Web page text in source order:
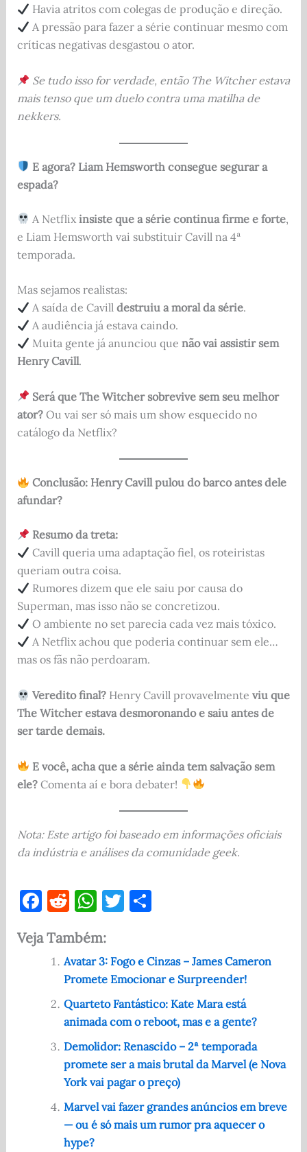
Havia atritos com colegas de produção e direção.
A pressão para fazer a série continuar mesmo com
críticas negativas desgastou o ator.
Se tudo isso for verdade, então The Witcher estava
mais tenso que um duelo contra uma matilha de
nekkers.
E agora? Liam Hemsworth consegue segurar a
espada?
A Netflix insiste que a série continua firme e forte,
e Liam Hemsworth vai substituir Cavill na 4ª
temporada.
Mas sejamos realistas:
A saída de Cavill destruiu a moral da série.
A audiência já estava caindo.
Muita gente já anunciou que não vai assistir sem
Henry Cavill.
Será que The Witcher sobrevive sem seu melhor
ator?Ou vai ser só mais um show esquecido no
catálogo da Netflix?
Conclusão: Henry Cavill pulou do barco antes dele
afundar?
Resumo da treta:
Cavill queria uma adaptação fiel, os roteiristas
queriam outra coisa.
Rumores dizem que ele saiu por causa do
Superman, mas isso não se concretizou.
O ambiente no set parecia cada vez mais tóxico.
A Netflix achou que poderia continuar sem ele…
mas os fãs não perdoaram.
Veredito final?Henry Cavill provavelmente viu que
The Witcher estava desmoronando e saiu antes de
ser tarde demais.
E você, acha que a série ainda tem salvação sem
ele?Comenta aí e bora debater!
Nota: Este artigo foi baseado em informações oficiais
da indústria e análises da comunidade geek.
F
c
e
o
k
R
d
di
t
W
at
s
A
p
p
T
te
r
S
e
Veja Também:
Avatar 3: Fogo e Cinzas – James Cameron
Promete Emocionar e Surpreender!
Quarteto Fantástico: Kate Mara está
animada com o reboot, mas e a gente?
Demolidor: Renascido – 2ª temporada
promete ser a mais brutal da Marvel (e Nova
York vai pagar o preço)
Marvel vai fazer grandes anúncios em breve
— ou é só mais um rumor pra aquecer o
hype?